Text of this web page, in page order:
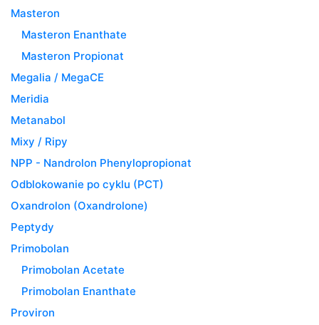
Masteron
Masteron Enanthate
Masteron Propionat
Megalia / MegaCE
Meridia
Metanabol
Mixy / Ripy
NPP - Nandrolon Phenylopropionat
Odblokowanie po cyklu (PCT)
Oxandrolon (Oxandrolone)
Peptydy
Primobolan
Primobolan Acetate
Primobolan Enanthate
Proviron